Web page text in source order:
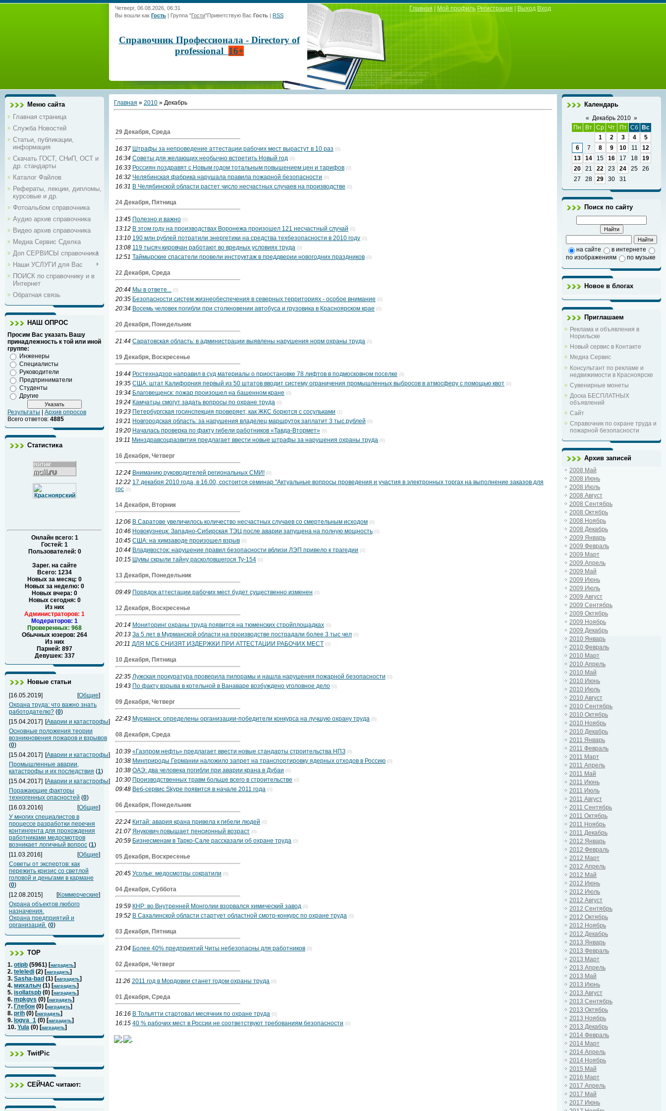
Четверг, 06.08.2026, 06:31
Вы вошли как Гость | Группа "Гости"Приветствую Вас Гость | RSS
Справочник Профессионала - Directory of
professional 16+
Главная|Мой профиль Регистрация Выход Вход
Меню сайта
Главная страница
Служба Новостей
Статьи, публикации,
информация
Скачать ГОСТ, СНиП, ОСТ и
др. стандарты
Каталог Файлов
Рефераты, лекции, дипломы,
курсовые и др.
Фотоальбом справочника
Аудио архив справочника
Видео архив справочника
Медиа Сервис Сделка
Доп СЕРВИСЫ справочника
Наши УСЛУГИ для Вас
ПОИСК по справочнику и в
Интернет
Обратная связь
НАШ ОПРОС
Просим Вас указать Вашу
принадлежность к той или иной
группе:
Инженеры
Специалисты
Руководители
Предприниматели
Студенты
Другие
Результаты
Архив опросов
Всего ответов: 4885
Статистика
Онлайн всего: 1
Гостей: 1
Пользователей: 0
Зарег. на сайте
Всего: 1234
Новых за месяц: 0
Новых за неделю: 0
Новых вчера: 0
Новых сегодня: 0
Из них
Администраторов: 1
Модераторов: 1
Проверенных: 968
Обычных юзеров: 264
Из них
Парней: 897
Девушек: 337
Новые статьи
[16.05.2019] [Общие]
Охрана труда: что важно знать
работодателю? (0)
[15.04.2017] [Аварии и катастрофы]
Основные положения теории
возникновения пожаров и взрывов
(0)
[15.04.2017] [Аварии и катастрофы]
Промышленные аварии,
катастрофы и их последствия (1)
[15.04.2017] [Аварии и катастрофы]
Поражающие факторы
техногенных опасностей (0)
[16.03.2016]
[Общие]
У многих специалистов в
процессе разработки перечня
контингента для прохождения
работниками медосмотров
возникает логичный вопрос (1)
[11.03.2016]
[Общие]
Советы от экспертов: как
пережить кризис со светлой
головой и деньгами в кармане
(0)
[12.08.2015]
[Коммерческие]
Охрана объектов любого
назначения.
Охрана предприятий и
организаций. (0)
ТОР
1. otipb (5961) [наградить]
2. teleledi (2) [наградить]
3. Sasha-bad (1) [наградить]
4. михалыч (1) [наградить]
5. isollatspb (0) [наградить]
6. mpkgvs (0) [наградить]
7. Глебон (0) [наградить]
8. prih (0) [наградить]
9. logva_1 (0) [наградить]
10. Yula (0) [наградить]
TwitPic
СЕЙЧАС читают:
Главная » 2010 » Декабрь
29 Декабря, Среда
16:37 Штрафы за непроведение аттестации рабочих мест вырастут в 10 раз (0)
16:34 Советы для желающих необычно встретить Новый год (0)
16:33 Россиян поздравят с Новым годом тотальным повышением цен и тарифов (0)
16:32 Челябинская фабрика нарушала правила пожарной безопасности (0)
16:31 В Челябинской области растет число несчастных случаев на производстве (0)
24 Декабря, Пятница
13:45 Полезно и важно (0)
13:12 В этом году на производствах Воронежа произошел 121 несчастный случай (0)
13:10 190 млн рублей потратили энергетики на средства техбезопасности в 2010 году (0)
13:08 119 тысяч кировчан работают во вредных условиях труда (0)
12:51 Таймырские спасатели провели инструктаж в преддверии новогодних праздников (0)
22 Декабря, Среда
20:44 Мы в ответе... (0)
20:35 Безопасности систем жизнеобеспечения в северных территориях - особое внимание (0)
20:34 Восемь человек погибли при столкновении автобуса и грузовика в Красноярском крае (0)
20 Декабря, Понедельник
21:44 Саратовская область: в администрации выявлены нарушения норм охраны труда (0)
19 Декабря, Воскресенье
19:44 Ростехнадзор направил в суд материалы о приостановке 78 лифтов в подмосковном поселке (0)
19:35 США: штат Калифорния первый из 50 штатов вводит систему ограничения промышленных выбросов в атмосферу с помощью квот (0)
19:34 Благовещенск: пожар произошел на башенном кране (0)
19:24 Камчатцы смогут задать вопросы по охране труда (0)
19:23 Петербургская госинспекция проверяет, как ЖКС борются с сосульками (1)
19:21 Новгородская область: за нарушения владелец маршруток заплатит 3 тыс.рублей (0)
19:20 Началась проверка по факту гибели работников «Тавда-Втормет» (0)
19:11 Минздравсоцразвития предлагает ввести новые штрафы за нарушения охраны труда (0)
16 Декабря, Четверг
12:24 Вниманию руководителей региональных СМИ! (0)
12:22 17 декабря 2010 года, в 16.00, состоится семинар "Актуальные вопросы проведения и участия в электронных торгах на выполнение заказов для
гос (0)
14 Декабря, Вторник
12:06 В Саратове увеличилось количество несчастных случаев со смертельным исходом (0)
10:46 Новокузнецк: Западно-Сибирская ТЭЦ после аварии запущена на полную мощность (0)
10:45 США: на химзаводе произошел взрыв (0)
10:44 Владивосток: нарушение правил безопасности вблизи ЛЭП привело к трагедии (0)
10:15 Шумы скрыли тайну расколовшегося Ту-154 (0)
13 Декабря, Понедельник
09:49 Порядок аттестации рабочих мест будет существенно изменен (0)
12 Декабря, Воскресенье
20:14 Мониторинг охраны труда появится на тюменских стройплощадках (0)
20:13 За 5 лет в Мурманской области на производстве пострадали более 3 тыс чел (0)
20:11 ДЛЯ МСБ СНИЗЯТ ИЗДЕРЖКИ ПРИ АТТЕСТАЦИИ РАБОЧИХ МЕСТ (0)
10 Декабря, Пятница
22:35 Лужская прокуратура проверила пилорамы и нашла нарушения пожарной безопасности (0)
19:43 По факту взрыва в котельной в Ванаваре возбуждено уголовное дело (0)
09 Декабря, Четверг
22:43 Мурманск: определены организации-победители конкурса на лучшую охрану труда (0)
08 Декабря, Среда
10:39 «Газпром нефть» предлагает ввести новые стандарты строительства НПЗ (0)
10:38 Минприроды Германии наложило запрет на транспортировку ядерных отходов в Россию (0)
10:38 ОАЭ: два человека погибли при аварии крана в Дубаи (0)
10:30 Производственных травм больше всего в строительстве (0)
09:48 Веб-сервис Skype появится в начале 2011 года (0)
06 Декабря, Понедельник
22:24 Китай: авария крана привела к гибели людей (0)
21:07 Янукович повышает пенсионный возраст (0)
20:59 Бизнесменам в Тарко-Сале рассказали об охране труда (0)
05 Декабря, Воскресенье
20:45 Усолье: медосмотры сократили (0)
04 Декабря, Суббота
19:59 КНР: во Внутренней Монголии взорвался химический завод (0)
19:52 В Сахалинской области стартует областной смотр-конкурс по охране труда (0)
03 Декабря, Пятница
23:04 Более 40% предприятий Читы небезопасны для работников (0)
02 Декабря, Четверг
11:26 2011 год в Мордовии станет годом охраны труда (0)
01 Декабря, Среда
16:16 В Тольятти стартовал месячник по охране труда (0)
16:15 40 % рабочих мест в России не соответствуют требованиям безопасности (0)
Календарь
« Декабрь 2010 »
Пн
Вт Ср Чт Пт Сб
Вс
1
2 3 4
5
6
7 8 9 10 11
12
13
14 15 16 17 18
19
20
21 22 23 24 25
26
27
28 29 30 31
Поиск по сайту
на сайте
в интернете
по изображениям
по музыке
Новое в блогах
Приглашаем
Реклама и объявления в
Норильске
Новый сервис в Контакте
Медиа Сервис
Консультант по рекламе и
недвижимости в Красноярске
Сувенирные монеты
Доска БЕСПЛАТНЫХ
объявлений
Сайт
Справочник по охране труда и
пожарной безопасности
Архив записей
2008 Май
2008 Июнь
2008 Июль
2008 Август
2008 Сентябрь
2008 Октябрь
2008 Ноябрь
2008 Декабрь
2009 Январь
2009 Февраль
2009 Март
2009 Апрель
2009 Май
2009 Июнь
2009 Июль
2009 Август
2009 Сентябрь
2009 Октябрь
2009 Ноябрь
2009 Декабрь
2010 Январь
2010 Февраль
2010 Март
2010 Апрель
2010 Май
2010 Июнь
2010 Июль
2010 Август
2010 Сентябрь
2010 Октябрь
2010 Ноябрь
2010 Декабрь
2011 Январь
2011 Февраль
2011 Март
2011 Апрель
2011 Май
2011 Июнь
2011 Июль
2011 Август
2011 Сентябрь
2011 Октябрь
2011 Ноябрь
2011 Декабрь
2012 Январь
2012 Февраль
2012 Март
2012 Апрель
2012 Май
2012 Июнь
2012 Июль
2012 Август
2012 Сентябрь
2012 Октябрь
2012 Ноябрь
2012 Декабрь
2013 Январь
2013 Февраль
2013 Март
2013 Апрель
2013 Май
2013 Июнь
2013 Август
2013 Сентябрь
2013 Октябрь
2013 Ноябрь
2013 Декабрь
2014 Февраль
2014 Март
2014 Апрель
2014 Ноябрь
2015 Май
2016 Март
2017 Апрель
2017 Май
2017 Июнь